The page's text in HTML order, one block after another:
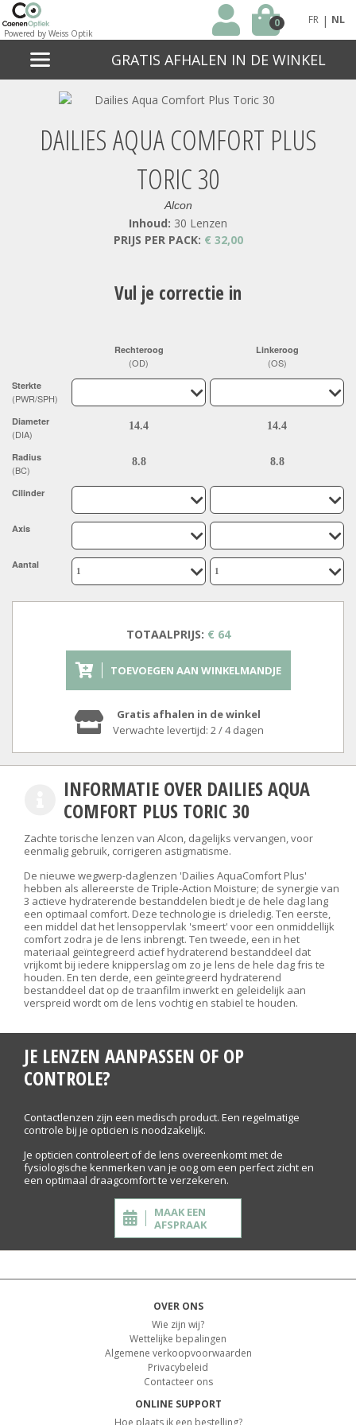
Powered by Weiss Optik
0 FR | NL
GRATIS AFHALEN IN DE WINKEL
DAILIES AQUA COMFORT PLUS
TORIC 30
Alcon
Inhoud: 30 Lenzen
PRIJS PER PACK: € 32,00
Vul je correctie in
Sterkte
(PWR/SPH)
Diameter
(DIA)
Radius
(BC)
Cilinder
Axis
Aantal
Rechteroog
(OD)
Linkeroog
(OS)
TOTAALPRIJS: € 64
TOEVOEGEN AAN WINKELMANDJE
Gratis afhalen in de winkel
Verwachte levertijd: 2 / 4 dagen
INFORMATIE OVER DAILIES AQUA
COMFORT PLUS TORIC 30
Zachte torische lenzen van Alcon, dagelijks vervangen, voor
eenmalig gebruik, corrigeren astigmatisme.
De nieuwe wegwerp-daglenzen 'Dailies AquaComfort Plus'
hebben als allereerste de Triple-Action Moisture; de synergie van
3 actieve hydraterende bestanddelen biedt je de hele dag lang
een optimaal comfort. Deze technologie is drieledig. Ten eerste,
een middel dat het lensoppervlak 'smeert' voor een onmiddellijk
comfort zodra je de lens inbrengt. Ten tweede, een in het
materiaal geïntegreerd actief hydraterend bestanddeel dat
vrijkomt bij iedere knipperslag om zo je lens de hele dag fris te
houden. En ten derde, een geïntegreerd hydraterend
bestanddeel dat op de traanfilm inwerkt en geleidelijk aan
verspreid wordt om de lens vochtig en stabiel te houden.
JE LENZEN AANPASSEN OF OP
CONTROLE?
Contactlenzen zijn een medisch product. Een regelmatige
controle bij je opticien is noodzakelijk.
Je opticien controleert of de lens overeenkomt met de
fysiologische kenmerken van je oog om een perfect zicht en
een optimaal draagcomfort te verzekeren.
MAAK EEN
AFSPRAAK
OVER ONS
Wie zijn wij?
Wettelijke bepalingen
Algemene verkoopvoorwaarden
Privacybeleid
Contacteer ons
ONLINE SUPPORT
Hoe plaats ik een bestelling?